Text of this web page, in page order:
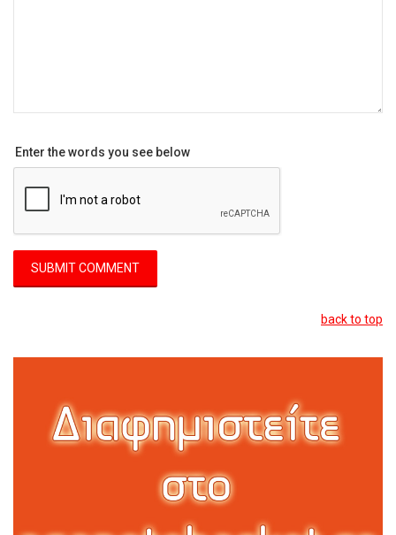
Enter the words you see below
back to top